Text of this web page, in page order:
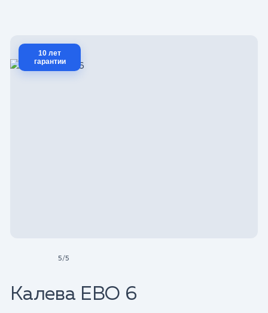
10 лет
гарантии
5/5
Калева ЕВО 6